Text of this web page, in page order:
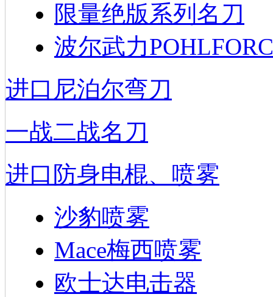
限量绝版系列名刀
波尔武力
进口尼泊尔弯刀
一战二战名刀
进口防身电棍、喷雾
沙豹喷雾
Mace梅西喷雾
欧士达电击器